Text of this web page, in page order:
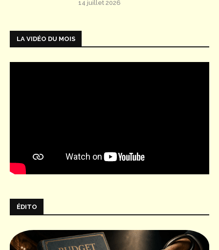
14 juillet 2026
LA VIDÉO DU MOIS
ÉDITO